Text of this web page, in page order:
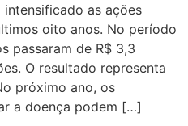
as ações
oito anos. No período
passaram de R$ 3,3
O resultado representa
próximo ano, os
a doença podem […]